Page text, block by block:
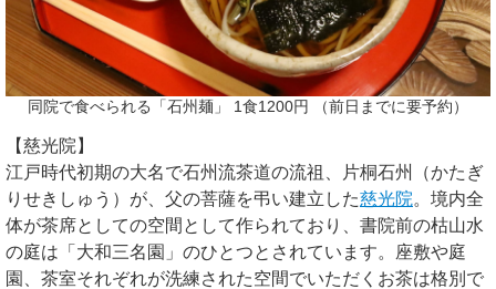
同院で食べられる「石州麺」 1食1200円 （前日までに要予約）
【慈光院】
江戸時代初期の大名で石州流茶道の流祖、片桐石州（かたぎ
りせきしゅう）が、父の菩薩を弔い建立した慈光院。境内全
体が茶席としての空間として作られており、書院前の枯山水
の庭は「大和三名園」のひとつとされています。座敷や庭
園、茶室それぞれが洗練された空間でいただくお茶は格別で